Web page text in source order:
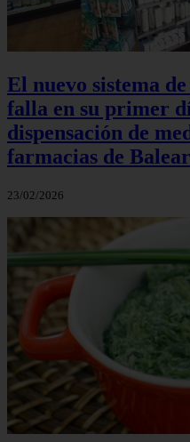
El nuevo sistema
falla en su primer
dispensación de
farmacias de
23/02/2026